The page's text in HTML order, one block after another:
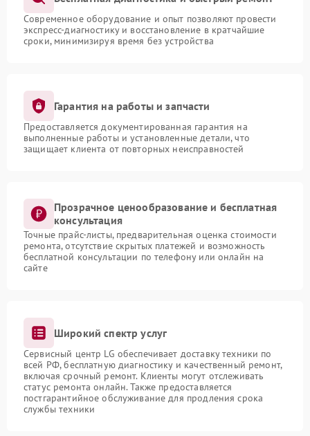
Современное оборудование и опыт позволяют провести
экспресс-диагностику и восстановление в кратчайшие
сроки, минимизируя время без устройства
Гарантия на работы и запчасти
Предоставляется документированная гарантия на
выполненные работы и установленные детали, что
защищает клиента от повторных неисправностей
Прозрачное ценообразование и бесплатная
консультация
Точные прайс-листы, предварительная оценка стоимости
ремонта, отсутствие скрытых платежей и возможность
бесплатной консультации по телефону или онлайн на
сайте
Широкий спектр услуг
Сервисный центр LG обеспечивает доставку техники по
всей РФ, бесплатную диагностику и качественный ремонт,
включая срочный ремонт. Клиенты могут отслеживать
статус ремонта онлайн. Также предоставляется
постгарантийное обслуживание для продления срока
службы техники